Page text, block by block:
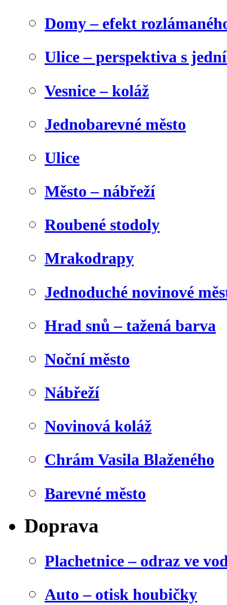
Domy – efekt
Ulice – perspektiva s
Vesnice – koláž
Jednobarevné město
Ulice
Město – nábřeží
Roubené stodoly
Mrakodrapy
Jednoduché novinové
Hrad snů – tažená barva
Noční město
Nábřeží
Novinová koláž
Chrám Vasila Blaženého
Barevné město
Doprava
Plachetnice – odraz ve
Auto – otisk houbičky